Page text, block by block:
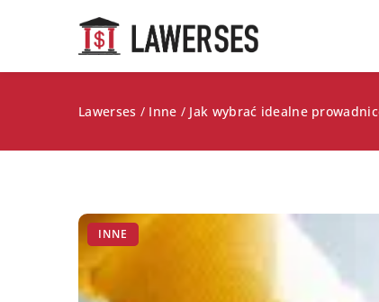
Lawerses / Inne / Jak wybrać idealne
INNE